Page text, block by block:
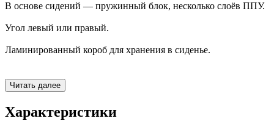
В основе сидений — пружинный блок, несколько слоёв ППУ.
Угол левый или правый.
Ламинированный короб для хранения в сиденье.
Читать далее
Характеристики